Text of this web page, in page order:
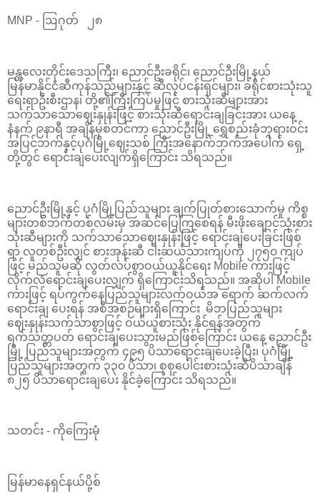
MNP - ဩဂုတ် ၂၈
မန္တလေးတိုင်းဒေသကြီး၊ ညောင်ဦးခရိုင်၊ ညောင်ဦးမြို့နယ်
မြန်မာနိုင်ငံဆီကုန်သည်များနှင့် ဆီလုပ်ငန်းရှင်များ၊ ခရိုင်စားသုံးသူ
ရေးရာဦးစီးဌာန၊ တို့၏ကြီးကြပ်မှုဖြင့် စားသုံးဆီများအား
သက်သာသောဈေးနှုန်းဖြင့် စားသုံးဆီရောင်းချခြင်းအား ယနေ့
နံနက် ၉နာရီ အချိန်မှစတင်ကာ ညောင်ဦးမြို့ ရွှေစည်းခုံဘုရားဝင်း
အပြင်ဘက်နှင့်ပုဂံမြို့ဈေးသစ် ကြီးအနောက်ဘက်အပေါက် ရှေ့
တို့တွင် ရောင်းချပေးလျက်ရှိကြောင်း သိရသည်။
ညောင်ဦးမြို့နှင့် ပုဂံမြို့ပြည်သူများ ချက်ပြုတ်စားသောက်မှု ကိစ္စ
များတစ်ဘက်တစ်လမ်းမှ အဆင်ပြေကြစေရန် မီးဖိုးချောင်သုံးစား
သုံးဆီများကို သက်သာသောဈေးနှုန်းဖြင့် ရောင်းချပေးခြင်းဖြစ်
ရာ လူတစ်ဦးလျှင် စားအုန်းဆီ ငါးဆယ်သားကျပ်ကို ၂၇၅၀ ကျပ်
ဖြင့် မည်သူမဆို လွတ်လပ်စွာဝယ်ယူနိုင်ရေး Mobile ကားဖြင့်
လိုက်လံရောင်းချပေးလျှက် ရှိကြောင်းသိရသည်။ အဆိုပါ Mobile
ကားဖြင့် ရပ်ကွက်နေပြည်သူများလက်ဝယ်အ ရောက် ဆက်လက်
ရောင်းချ ပေးရန် အစီအစဉ်များရှိကြောင်း မိဘပြည်သူများ
ဈေးနှုန်းသက်သာစွာဖြင့် ဝယ်ယူစားသုံး နိုင်ရန်အတွက်
ရက်သတ္တပတ် ရောင်းချပေးသွားမည်ဖြစ်ကြောင်း ယနေ့ ညောင်ဦး
မြို့ ပြည်သူများအတွက် ၄၉၅ ပိသာရောင်းချပေးခဲ့ပြီး၊ ပုဂံမြို့
ပြည်သူများအတွက် ၃၃၀ ပိသာ၊ စုစုပေါင်းစားသုံးဆီပိသာချိန်
၈၂၅ ပိသာရောင်းချပေး နိုင်ခဲ့ကြောင်း သိရသည်။
သတင်း - ကိုကြေးမုံ
မြန်မာနေရှင်နယ်ပို့စ်